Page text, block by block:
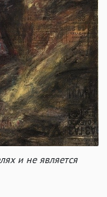
и не является